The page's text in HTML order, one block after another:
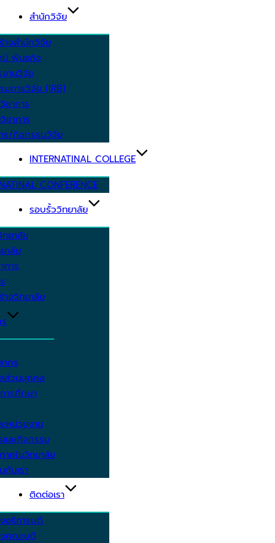
สำนักวิจัย
างสำนักวิจัย
น์ พันธกิจ
งานวิจัย
มการวิจัย (IRB)
ชาการ
ชาการ
ร/กิจกรรมวิจัย
INTERNATINAL COLLEGE
CONFERENCE
รอบรั้ววิทยาลัย
ทยาลัย
าลัย
การ
างวิทยาลัย
กร
ส่วนบุคคล
ารศึกษา
หน่วยงาน
และกิจกรรม
าศในวิทยาลัย
กับเรา
ติดต่อเรา
อธิการบดี
คณะบดี